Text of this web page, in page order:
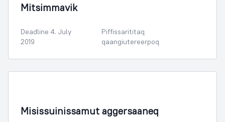
Mitsimmavik
Deadline 4. July
2019
Piffissarititaq
qaangiutereerpoq
Misissuinissamut aggersaaneq